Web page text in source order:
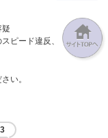
ピード違反、
い。